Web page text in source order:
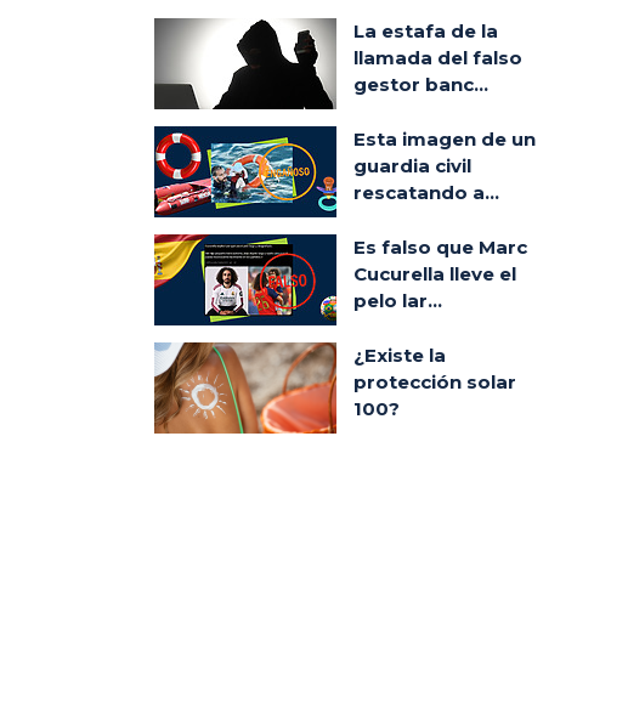
La estafa de la
llamada del falso
gestor banc...
Esta imagen de un
guardia civil
rescatando a...
Es falso que Marc
Cucurella lleve el
pelo lar...
¿Existe la
protección solar
100?